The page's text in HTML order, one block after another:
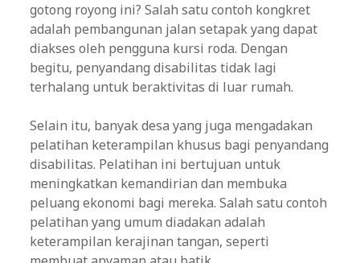
gotong royong ini? Salah satu contoh kongkret
adalah pembangunan jalan setapak yang dapat
diakses oleh pengguna kursi roda. Dengan
begitu, penyandang disabilitas tidak lagi
terhalang untuk beraktivitas di luar rumah.
Selain itu, banyak desa yang juga mengadakan
pelatihan keterampilan khusus bagi penyandang
disabilitas. Pelatihan ini bertujuan untuk
meningkatkan kemandirian dan membuka
peluang ekonomi bagi mereka. Salah satu contoh
pelatihan yang umum diadakan adalah
keterampilan kerajinan tangan, seperti